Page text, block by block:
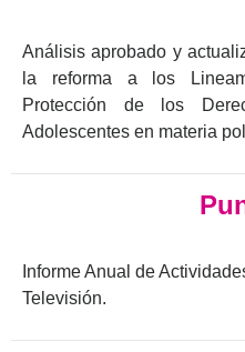
Análisis aprobado y
la reforma a los
Protección de los
Adolescentes en materia
Informe Anual de
Televisión.